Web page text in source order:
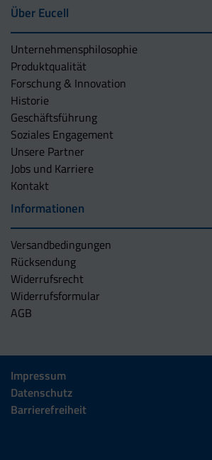
Über Eucell
Unternehmens­philosophie
Produktqualität
Forschung & Innovation
Historie
Geschäftsführung
Soziales Engagement
Unsere Partner
Jobs und Karriere
Kontakt
Informationen
Versandbedingungen
Rücksendung
Widerrufsrecht
Widerrufsformular
AGB
Impressum
Datenschutz
Barrierefreiheit